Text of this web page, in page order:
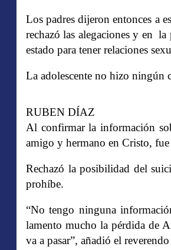
Los padres dijeron entonces a
rechazó las alegaciones y en
estado para tener relaciones
La adolescente no hizo ningún
RUBEN DÍAZ
Al confirmar la información
amigo y hermano en Cristo,
Rechazó la posibilidad del
prohíbe.
“No tengo ninguna
lamento mucho la pérdida de
va a pasar”, añadió el